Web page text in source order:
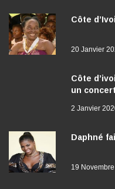
Côte
20 Janvier
Côte
un concert
2 Janvier
Daphné
19